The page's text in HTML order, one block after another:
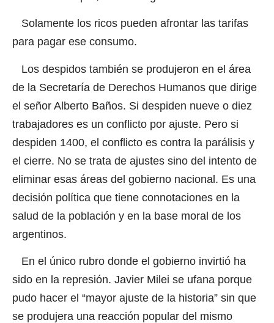
Solamente los ricos pueden afrontar las tarifas
para pagar ese consumo.
Los despidos también se produjeron en el área
de la Secretaría de Derechos Humanos que dirige
el señor Alberto Baños. Si despiden nueve o diez
trabajadores es un conflicto por ajuste. Pero si
despiden 1400, el conflicto es contra la parálisis y
el cierre. No se trata de ajustes sino del intento de
eliminar esas áreas del gobierno nacional. Es una
decisión política que tiene connotaciones en la
salud de la población y en la base moral de los
argentinos.
En el único rubro donde el gobierno invirtió ha
sido en la represión. Javier Milei se ufana porque
pudo hacer el “mayor ajuste de la historia” sin que
se produjera una reacción popular del mismo